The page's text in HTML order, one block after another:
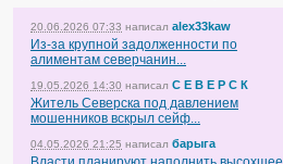
20.06.2026 07:33 написал alex33kaw
Из-за крупной задолженности по
алиментам северчанин...
19.05.2026 14:30 написал С Е В Е Р С К
Житель Северска под давлением
мошенников вскрыл сейф...
04.05.2026 21:25 написал барыга